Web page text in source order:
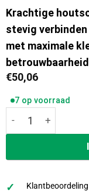
Krachtige
stevig
met maximale
€50,06
7 op voorraad
Ivana
✓ Klantbeoordeling